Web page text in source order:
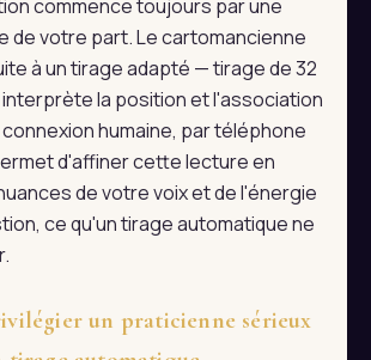
commence toujours par une
de votre part. Le cartomancienne
à un tirage adapté — tirage de 32
la position et l'association
humaine, par téléphone
d'affiner cette lecture en
de votre voix et de l'énergie
ce qu'un tirage automatique ne
un praticienne sérieux